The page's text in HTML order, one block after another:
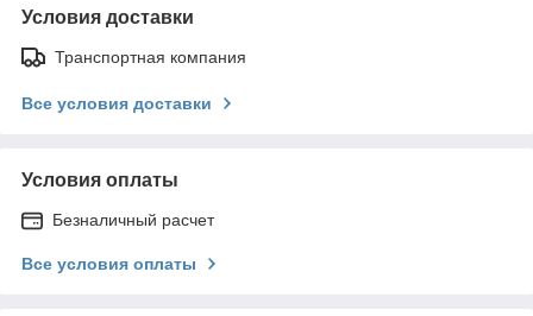
Условия доставки
Транспортная компания
Все условия доставки
Условия оплаты
Безналичный расчет
Все условия оплаты